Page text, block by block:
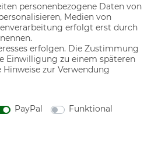
echten Bayer, der seine
personenbezogene Daten von
Medien von
erfolgt erst durch
erfolgen. Die Zustimmung
Einwilligung zu einem späteren
Hinweise zur Verwendung
PayPal Funktional